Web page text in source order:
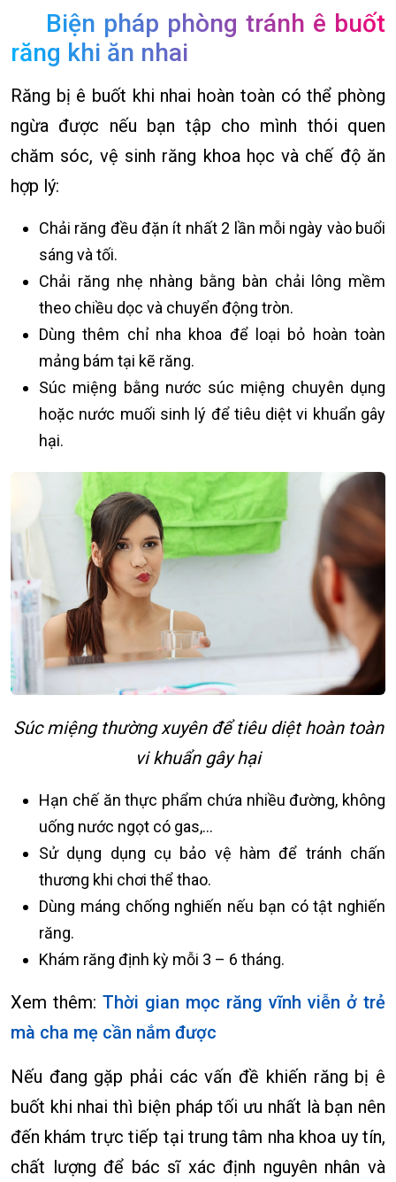
Biện pháp phòng tránh ê buốt
răng khi ăn nhai
Răng bị ê buốt khi nhai hoàn toàn có thể phòng
ngừa được nếu bạn tập cho mình thói quen
chăm sóc, vệ sinh răng khoa học và chế độ ăn
hợp lý:
Chải răng đều đặn ít nhất 2 lần mỗi ngày vào buổi
sáng và tối.
Chải răng nhẹ nhàng bằng bàn chải lông mềm
theo chiều dọc và chuyển động tròn.
Dùng thêm chỉ nha khoa để loại bỏ hoàn toàn
mảng bám tại kẽ răng.
Súc miệng bằng nước súc miệng chuyên dụng
hoặc nước muối sinh lý để tiêu diệt vi khuẩn gây
hại.
Súc miệng thường xuyên để tiêu diệt hoàn toàn
vi khuẩn gây hại
Hạn chế ăn thực phẩm chứa nhiều đường, không
uống nước ngọt có gas,…
Sử dụng dụng cụ bảo vệ hàm để tránh chấn
thương khi chơi thể thao.
Dùng máng chống nghiến nếu bạn có tật nghiến
răng.
Khám răng định kỳ mỗi 3 – 6 tháng.
Xem thêm: Thời gian mọc răng vĩnh viễn ở trẻ
mà cha mẹ cần nắm được
Nếu đang gặp phải các vấn đề khiến răng bị ê
buốt khi nhai thì biện pháp tối ưu nhất là bạn nên
đến khám trực tiếp tại trung tâm nha khoa uy tín,
chất lượng để bác sĩ xác định nguyên nhân và